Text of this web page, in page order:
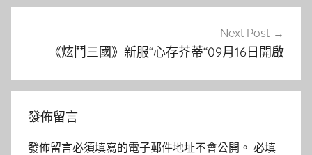
Next Post
《炫鬥三國》新服“心存芥蒂“09月16日開啟
發佈留言
發佈留言必須填寫的電子郵件地址不會公開。 必填